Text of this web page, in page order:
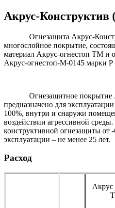
Акрус-Конструктив
Огнезащита Акрус-
многослойное покрытие,
материал Акрус-огнестоп ТМ и
Акрус-огнестоп-М-0145 марки Р
Огнезащитное покрытие
предназначено для
100%, внутри и снаружи
воздействии агрессивной
конструктивной огнезащиты от
эксплуатации – не менее 25 лет.
Расход
Акрус